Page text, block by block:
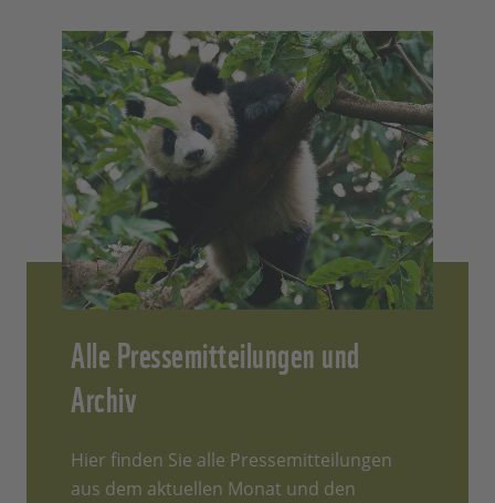
Alle Pressemitteilungen und
Archiv
Hier finden Sie alle Pressemitteilungen
aus dem aktuellen Monat und den